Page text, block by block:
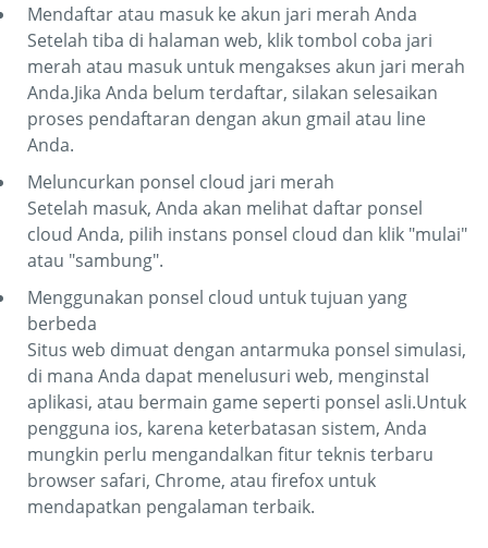
Mendaftar atau masuk ke akun jari merah Anda
Setelah tiba di halaman web, klik tombol coba jari
merah atau masuk untuk mengakses akun jari merah
Anda.Jika Anda belum terdaftar, silakan selesaikan
proses pendaftaran dengan akun gmail atau line
Anda.
Meluncurkan ponsel cloud jari merah
Setelah masuk, Anda akan melihat daftar ponsel
cloud Anda, pilih instans ponsel cloud dan klik "mulai"
atau "sambung".
Menggunakan ponsel cloud untuk tujuan yang
berbeda
Situs web dimuat dengan antarmuka ponsel simulasi,
di mana Anda dapat menelusuri web, menginstal
aplikasi, atau bermain game seperti ponsel asli.Untuk
pengguna ios, karena keterbatasan sistem, Anda
mungkin perlu mengandalkan fitur teknis terbaru
browser safari, Chrome, atau firefox untuk
mendapatkan pengalaman terbaik.